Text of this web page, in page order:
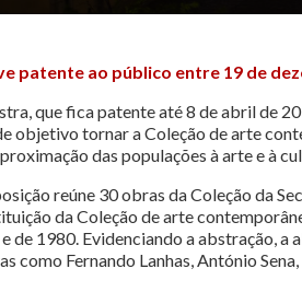
patente ao público entre 19 de
que fica patente até 8 de abril de
objetivo tornar a Coleção de arte
das populações à arte e à
reúne 30 obras da Coleção da
da Coleção de arte
de 1980. Evidenciando a abstração,
como Fernando Lanhas, António